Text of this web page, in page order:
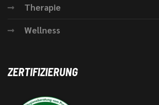
Therapie
Wellness
ZERTIFIZIERUNG